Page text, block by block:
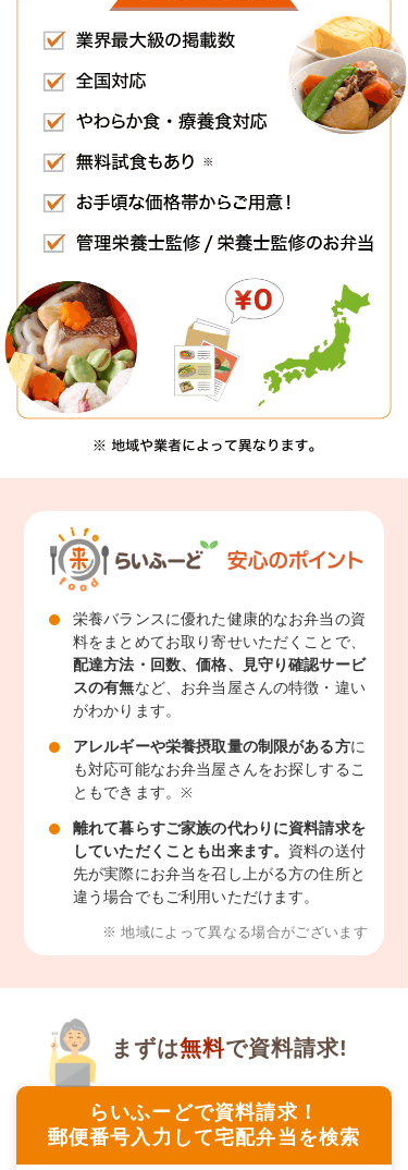
栄養バランスに優れた健康的なお弁当の資
料をまとめてお取り寄せいただくことで、
配達方法・回数、価格、見守り確認サービ
スの有無など、お弁当屋さんの特徴・違い
がわかります。
アレルギーや栄養摂取量の制限がある方に
も対応可能なお弁当屋さんをお探しするこ
ともできます。※
離れて暮らすご家族の代わりに資料請求を
していただくことも出来ます。 資料の送付
先が実際にお弁当を召し上がる方の住所と
違う場合でもご利用いただけます。
※ 地域によって異なる場合がございます
らいふーどで資料請求！
郵便番号入力して宅配弁当を検索
まずは無料で資料請求!